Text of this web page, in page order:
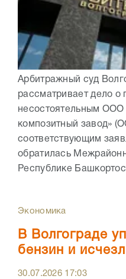
Арбитражный суд
рассматривает дело о
несостоятельным ООО
композитный завод»
соответствующим
обратилась
Республике
Экономика
В Волгограде
бензин и
30.07.2026 17:03